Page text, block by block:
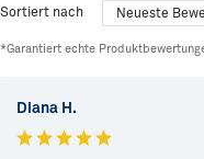
Sortiert nach
*Garantiert echte
Diana H.